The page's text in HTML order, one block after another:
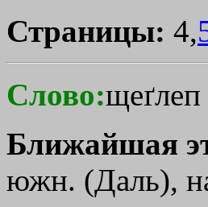
Страницы: 4,
Слово:щеґлеп
Ближайшая
южн. (Даль),